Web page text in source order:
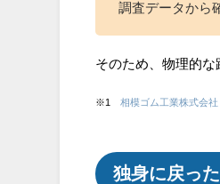
調査データから
そのため、物理的な
※1相模ゴム工業株式会社
独身に戻っ